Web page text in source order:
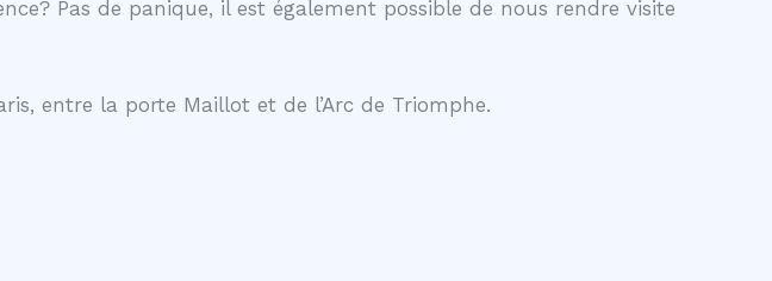
Pas de panique, il est également possible de nous rendre visite
entre la porte Maillot et de l’Arc de Triomphe.